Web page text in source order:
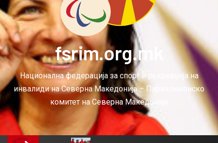
fsrim.org.mk
Национална федерација за спорт и рекреација на
инвалиди на Северна Македонија – Параолимписко
комитет на Северна Македонија